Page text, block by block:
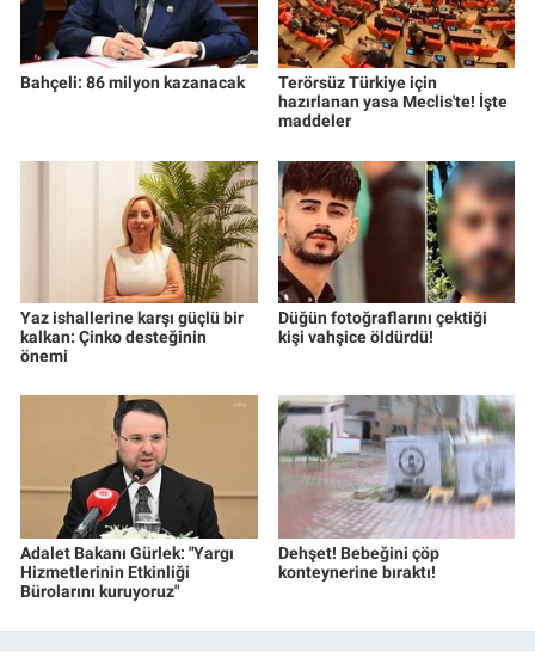
Bahçeli: 86 milyon kazanacak
Terörsüz Türkiye için
hazırlanan yasa Meclis'te! İşte
maddeler
Yaz ishallerine karşı güçlü bir
kalkan: Çinko desteğinin
önemi
Düğün fotoğraflarını çektiği
kişi vahşice öldürdü!
Adalet Bakanı Gürlek: "Yargı
Hizmetlerinin Etkinliği
Bürolarını kuruyoruz"
Dehşet! Bebeğini çöp
konteynerine bıraktı!